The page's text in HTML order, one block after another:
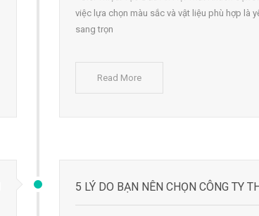
việc lựa chọn màu sắc và vật liệu phù hợp là
sang trọn
Read More
5 LÝ DO BẠN NÊN CHỌN CÔNG TY